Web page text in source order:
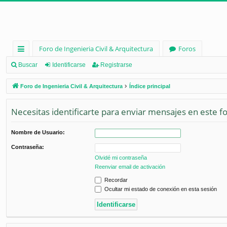
nl
ac
es
rá
Foro de Ingenieria Civil & Arquitectura Foros
Buscar Identificarse Registrarse
Foro de Ingenieria Civil & Arquitectura Índice principal
Necesitas identificarte para enviar mensajes en este
Nombre de Usuario:
Contraseña:
Olvidé mi contraseña
Reenviar email de activación
Recordar
Ocultar mi estado de conexión en esta sesión